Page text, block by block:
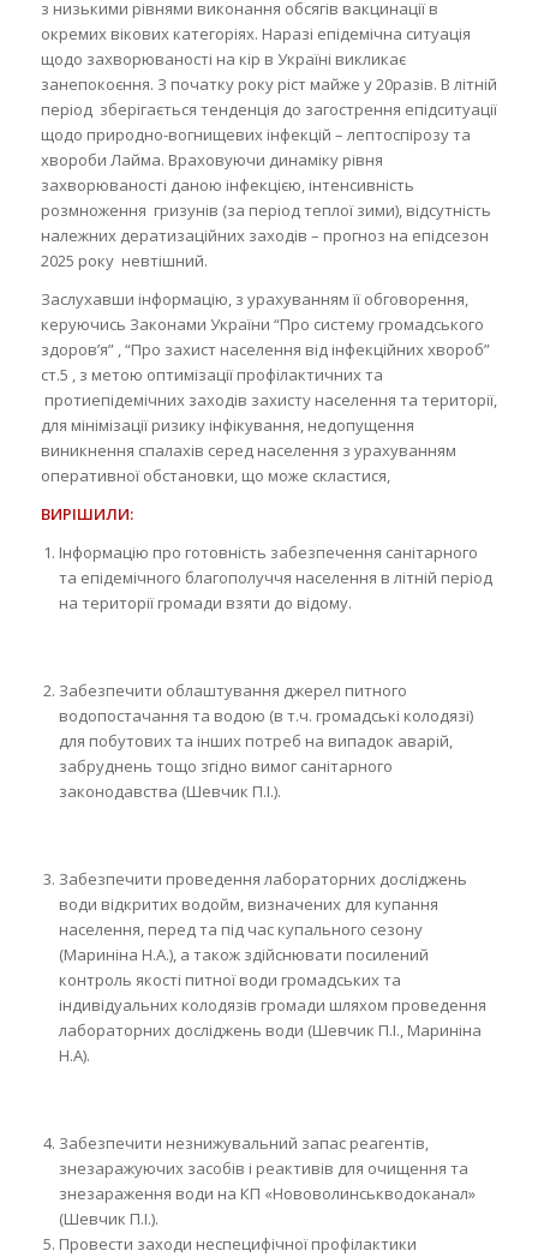
з низькими рівнями виконання обсягів вакцинації в
окремих вікових категоріях. Наразі епідемічна ситуація
щодо захворюваності на кір в Україні викликає
занепокоєння. З початку року ріст майже у 20разів. В літній
період зберігається тенденція до загострення епідситуації
щодо природно-вогнищевих інфекцій – лептоспірозу та
хвороби Лайма. Враховуючи динаміку рівня
захворюваності даною інфекцією, інтенсивність
розмноження гризунів (за період теплої зими), відсутність
належних дератизаційних заходів – прогноз на епідсезон
2025 року невтішний.
Заслухавши інформацію, з урахуванням її обговорення,
керуючись Законами України “Про систему громадського
здоров’я” , “Про захист населення від інфекційних хвороб”
ст.5 , з метою оптимізації профілактичних та
протиепідемічних заходів захисту населення та території,
для мінімізації ризику інфікування, недопущення
виникнення спалахів серед населення з урахуванням
оперативної обстановки, що може скластися,
ВИРІШИЛИ:
Інформацію про готовність забезпечення санітарного
та епідемічного благополуччя населення в літній період
на території громади взяти до відому.
Забезпечити облаштування джерел питного
водопостачання та водою (в т.ч. громадські колодязі)
для побутових та інших потреб на випадок аварій,
забруднень тощо згідно вимог санітарного
законодавства (Шевчик П.І.).
Забезпечити проведення лабораторних досліджень
води відкритих водойм, визначених для купання
населення, перед та під час купального сезону
(Мариніна Н.А.), а також здійснювати посилений
контроль якості питної води громадських та
індивідуальних колодязів громади шляхом проведення
лабораторних досліджень води (Шевчик П.І., Мариніна
Н.А).
Забезпечити незнижувальний запас реагентів,
знезаражуючих засобів і реактивів для очищення та
знезараження води на КП «Нововолинськводоканал»
(Шевчик П.І.).
Провести заходи неспецифічної профілактики